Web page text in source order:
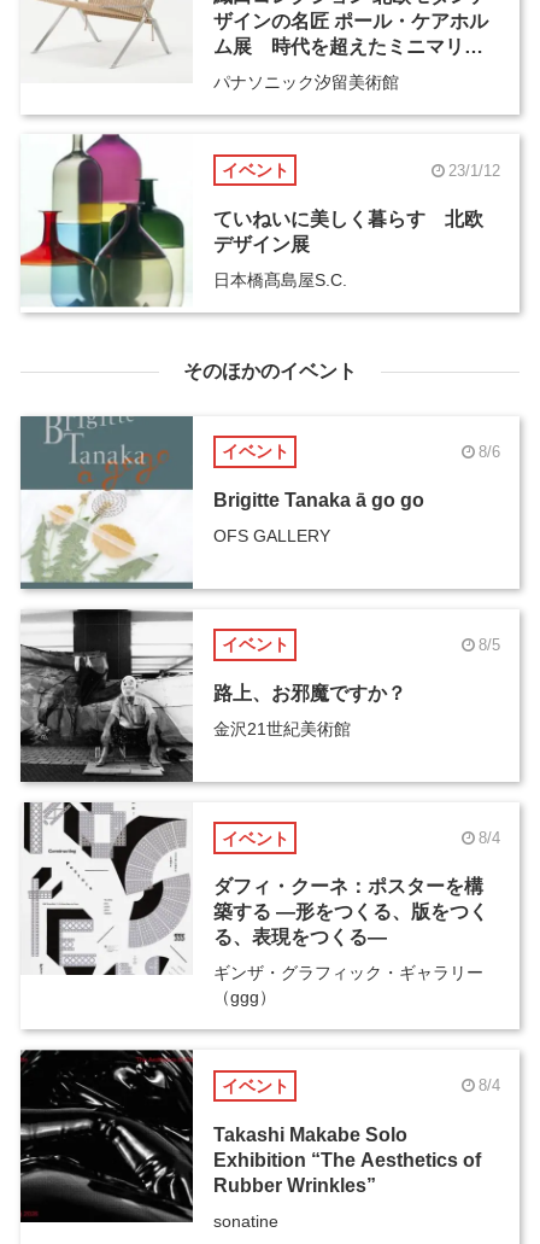
ザインの名匠 ポール・ケアホル
ム展 時代を超えたミニマリズ
ム
パナソニック汐留美術館
イベント 23/1/12
ていねいに美しく暮らす 北欧
デザイン展
日本橋髙島屋S.C.
そのほかのイベント
イベント 8/6
Brigitte Tanaka ā go go
OFS GALLERY
イベント 8/5
路上、お邪魔ですか？
金沢21世紀美術館
イベント 8/4
ダフィ・クーネ：ポスターを構
築する ―形をつくる、版をつく
る、表現をつくる―
ギンザ・グラフィック・ギャラリー
（ggg）
イベント 8/4
Takashi Makabe Solo
Exhibition “The Aesthetics of
Rubber Wrinkles”
sonatine